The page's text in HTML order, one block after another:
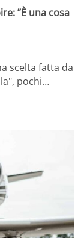
”È una cosa
scelta fatta da
pochi…